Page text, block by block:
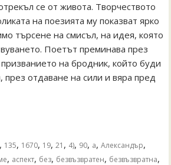
се от живота. Творчеството
на поезията му показват ярко
търсене на смисъл, на идея, която
Поетът преминава през
на бродник, който буди
през отдаване на сили и вяра пред
, 135, 1670, 19,21 , 4), 90, а,Александър,
, аспект, без, безвъзвратен, безвъзвратна,